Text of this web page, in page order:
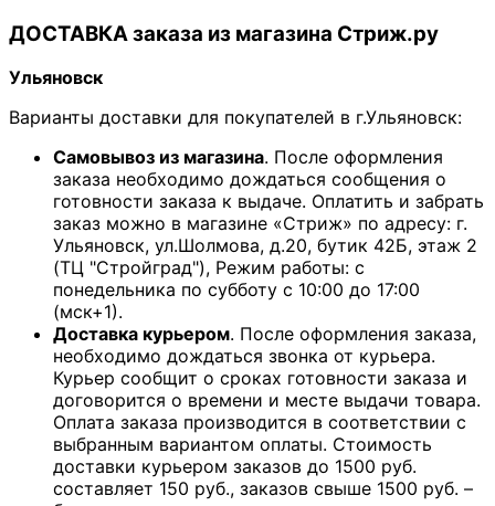
ДОСТАВКА заказа из магазина Стриж.ру
Ульяновск
Варианты доставки для покупателей в г.Ульяновск:
Самовывоз из магазина. После оформления
заказа необходимо дождаться сообщения о
готовности заказа к выдаче. Оплатить и забрать
заказ можно в магазине «Стриж» по адресу: г.
Ульяновск, ул.Шолмова, д.20, бутик 42Б, этаж 2
(ТЦ "Стройград"), Режим работы: с
понедельника по субботу с 10:00 до 17:00
(мск+1).
Доставка курьером. После оформления заказа,
необходимо дождаться звонка от курьера.
Курьер сообщит о сроках готовности заказа и
договорится о времени и месте выдачи товара.
Оплата заказа производится в соответствии с
выбранным вариантом оплаты. Стоимость
доставки курьером заказов до 1500 руб.
составляет 150 руб., заказов свыше 1500 руб. –